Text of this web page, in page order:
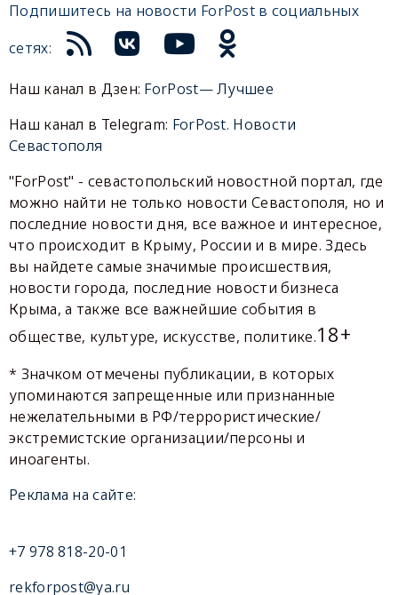
Подпишитесь на новости ForPost в социальных
сетях:
Наш канал в Дзен: ForPost— Лучшее
Наш канал в Telegram: ForPost. Новости
Севастополя
"ForPost" - севастопольский новостной портал, где
можно найти не только новости Севастополя, но и
последние новости дня, все важное и интересное,
что происходит в Крыму, России и в мире. Здесь
вы найдете самые значимые происшествия,
новости города, последние новости бизнеса
Крыма, а также все важнейшие события в
обществе, культуре, искусстве, политике.18+
* Значком отмечены публикации, в которых
упоминаются запрещенные или признанные
нежелательными в РФ/террористические/
экстремистские организации/персоны и
иноагенты.
Реклама на сайте:
+7 978 818-20-01
rekforpost@ya.ru